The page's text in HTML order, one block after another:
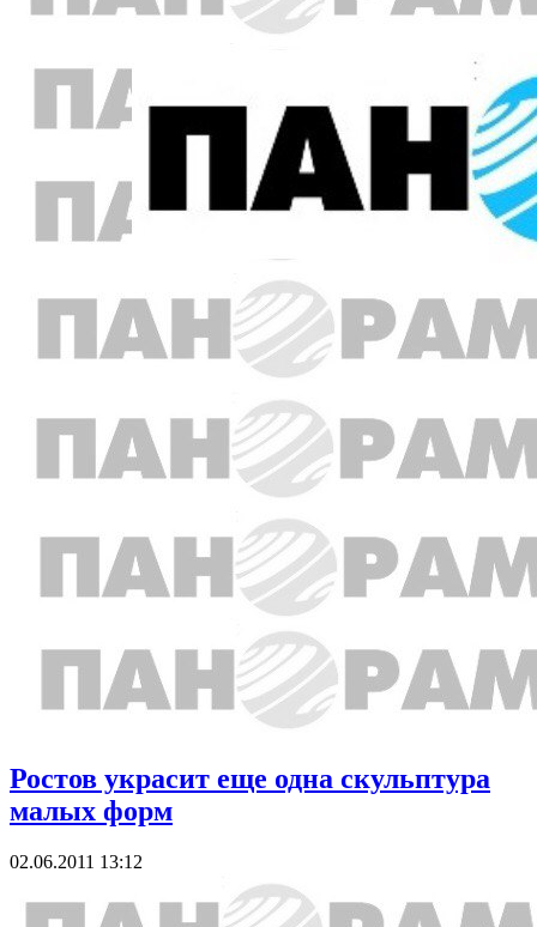
Ростов украсит еще одна скульптура
малых форм
02.06.2011 13:12